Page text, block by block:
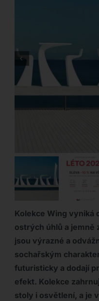
Kolekce Wing vyniká
ostrých úhlů a jemně
jsou výrazné a
sochařským
futuristicky a dodají
efekt. Kolekce
stoly i osvětlení, a je